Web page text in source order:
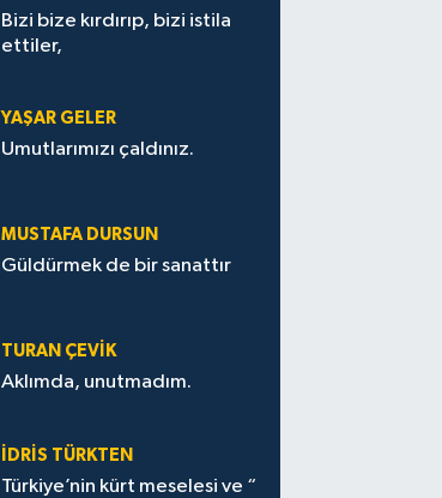
Bizi bize kırdırıp, bizi istila
ettiler,
YAŞAR GELER
Umutlarımızı çaldınız.
MUSTAFA DURSUN
Güldürmek de bir sanattır
TURAN ÇEVİK
Aklımda, unutmadım.
İDRİS TÜRKTEN
Türkiye’nin kürt meselesi ve “